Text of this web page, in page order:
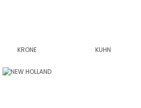
KRONE KUHN